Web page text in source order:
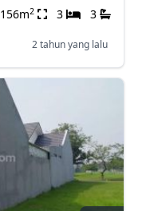
156m2 3 3
2 tahun yang lalu